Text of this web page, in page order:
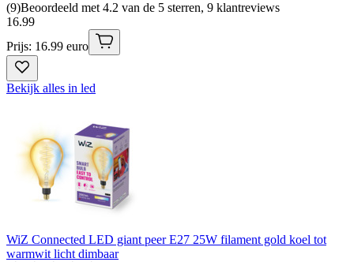
(9)Beoordeeld met 4.2 van de 5 sterren, 9 klantreviews
16.99
Prijs: 16.99 euro
Bekijk alles in led
WiZ Connected LED giant peer E27 25W filament gold koel tot
warmwit licht dimbaar